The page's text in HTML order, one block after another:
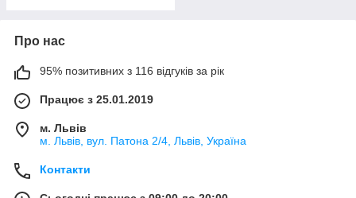
Про нас
95% позитивних з 116 відгуків за рік
Працює з 25.01.2019
м. Львів
м. Львів, вул. Патона 2/4, Львів, Україна
Контакти